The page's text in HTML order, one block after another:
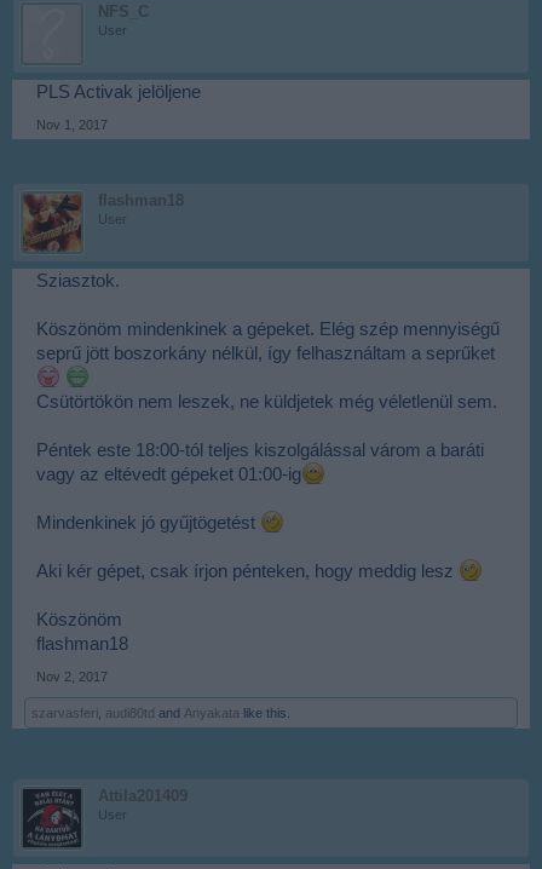
NFS_C
User
PLS Activak jelöljene
Nov 1, 2017
flashman18
User
Sziasztok.
Köszönöm mindenkinek a gépeket. Elég szép mennyiségű
seprű jött boszorkány nélkül, így felhasználtam a seprűket
Csütörtökön nem leszek, ne küldjetek még véletlenül sem.
Péntek este 18:00-tól teljes kiszolgálással várom a baráti
vagy az eltévedt gépeket 01:00-ig
Mindenkinek jó gyűjtögetést
Aki kér gépet, csak írjon pénteken, hogy meddig lesz
Köszönöm
flashman18
Nov 2, 2017
szarvasferi audi80td and Anyakata like this.
Attila201409
User